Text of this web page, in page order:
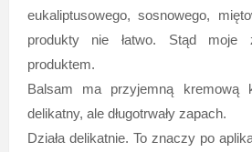
eukaliptusowego, sosnowego,
produkty nie łatwo. Stąd moje
produktem.
Balsam ma przyjemną kremową
delikatny, ale długotrwały zapach.
Działa delikatnie. To znaczy po